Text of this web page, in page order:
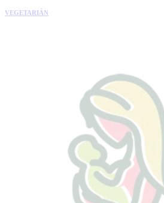
VEGETARIÁN